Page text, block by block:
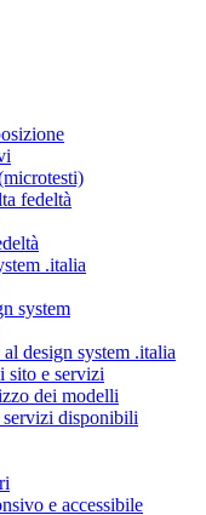
fedeltà
.italia
system
design system .italia
sito e servizi
dei modelli
disponibili
e accessibile